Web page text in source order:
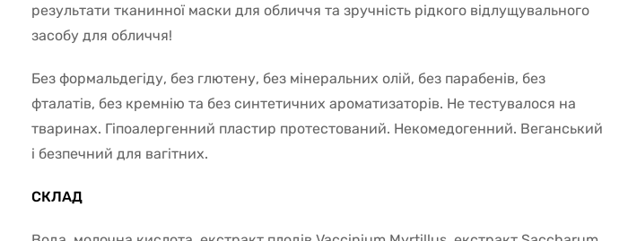
результати тканинної маски для обличчя та зручність рідкого відлущувального
засобу для обличчя!
Без формальдегіду, без глютену, без мінеральних олій, без парабенів, без
фталатів, без кремнію та без синтетичних ароматизаторів. Не тестувалося на
тваринах. Гіпоалергенний пластир протестований. Некомедогенний. Веганський
і безпечний для вагітних.
СКЛАД